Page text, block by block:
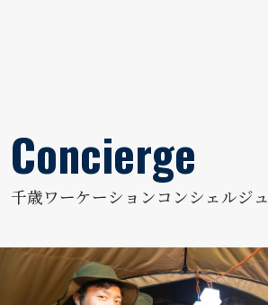
千歳ワーケーションコンシェルジュ